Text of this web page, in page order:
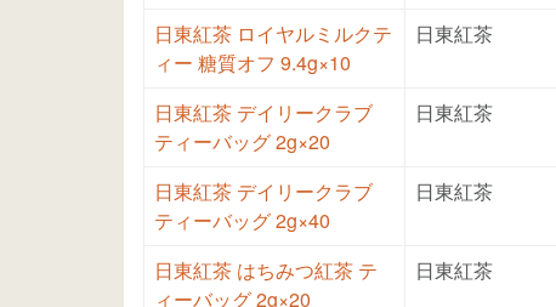
日東紅茶 ロイヤルミルクテ
ィー 糖質オフ 9.4g×10
日東紅茶
日東紅茶 デイリークラブ
ティーバッグ 2g×20
日東紅茶
日東紅茶 デイリークラブ
ティーバッグ 2g×40
日東紅茶
日東紅茶 はちみつ紅茶 テ
ィーバッグ 2g×20
日東紅茶